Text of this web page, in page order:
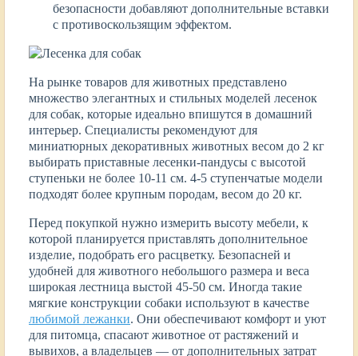
безопасности добавляют дополнительные вставки
с противоскользящим эффектом.
На рынке товаров для животных представлено
множество элегантных и стильных моделей лесенок
для собак, которые идеально впишутся в домашний
интерьер. Специалисты рекомендуют для
миниатюрных декоративных животных весом до 2 кг
выбирать приставные лесенки-пандусы с высотой
ступеньки не более 10-11 см. 4-5 ступенчатые модели
подходят более крупным породам, весом до 20 кг.
Перед покупкой нужно измерить высоту мебели, к
которой планируется приставлять дополнительное
изделие, подобрать его расцветку. Безопасней и
удобней для животного небольшого размера и веса
широкая лестница выстой 45-50 см. Иногда такие
мягкие конструкции собаки используют в качестве
любимой лежанки. Они обеспечивают комфорт и уют
для питомца, спасают животное от растяжений и
вывихов, а владельцев — от дополнительных затрат